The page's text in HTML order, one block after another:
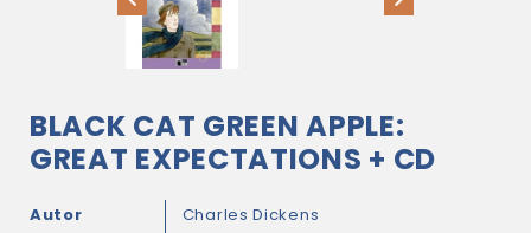
BLACK CAT GREEN APPLE:
GREAT EXPECTATIONS + CD
Autor
Charles Dickens